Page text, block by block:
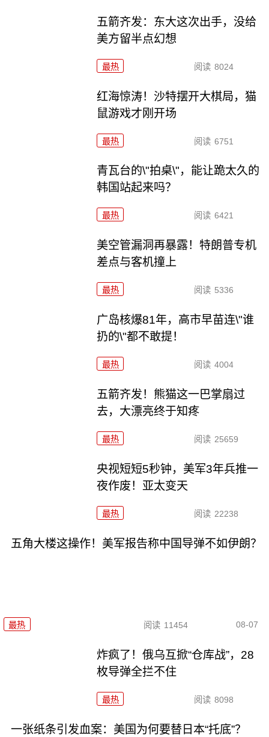
五箭齐发：东大这次出手，没给
美方留半点幻想
最热 阅读 8024
红海惊涛！沙特摆开大棋局，猫
鼠游戏才刚开场
最热 阅读 6751
青瓦台的\"拍桌\"，能让跪太久的
韩国站起来吗？
最热 阅读 6421
美空管漏洞再暴露！特朗普专机
差点与客机撞上
最热 阅读 5336
广岛核爆81年，高市早苗连\"谁
扔的\"都不敢提！
最热 阅读 4004
五箭齐发！熊猫这一巴掌扇过
去，大漂亮终于知疼
最热 阅读 25659
央视短短5秒钟，美军3年兵推一
夜作废！亚太变天
最热 阅读 22238
五角大楼这操作！美军报告称中国导弹不如伊朗？
最热 阅读 11454 08-07
炸疯了！俄乌互掀“仓库战”，28
枚导弹全拦不住
最热 阅读 8098
一张纸条引发血案：美国为何要替日本“托底”？